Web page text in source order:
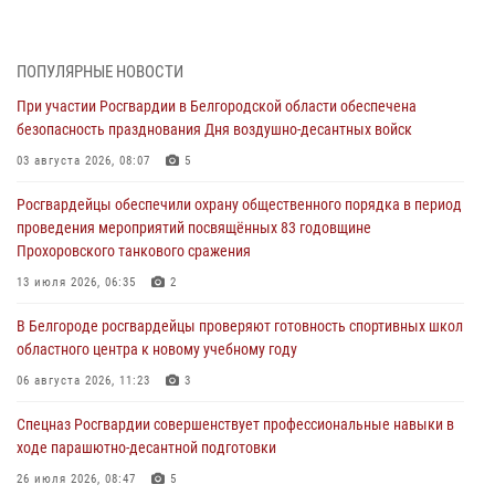
Подвиги героев‑росгвардейцев увековечили в новой музейной
экспозиции белгородского музея‑диорамы «Курская битва.
06 августа 2026, 12:05 3
В Белгороде росгвардейцы проверяют готовность спортивных школ
областного центра к новому учебному году
Росгвардия обеспечила общественную безопасность празднования
83-й годовщины освобождения г. Белгорода от немецко -
06 августа 2026, 06:54 3
Офицеры Росгвардии и ветераны войск правопорядка почтили
ПОПУЛЯРНЫЕ НОВОСТИ
При участии Росгвардии в Белгородской области обеспечена
безопасность празднования Дня воздушно-десантных войск
03 августа 2026, 08:07 5
Росгвардейцы обеспечили охрану общественного порядка в период
проведения мероприятий посвящённых 83 годовщине
Прохоровского танкового сражения
13 июля 2026, 06:35 2
В Белгороде росгвардейцы проверяют готовность спортивных школ
областного центра к новому учебному году
06 августа 2026, 11:23 3
Спецназ Росгвардии совершенствует профессиональные навыки в
ходе парашютно-десантной подготовки
26 июля 2026, 08:47 5